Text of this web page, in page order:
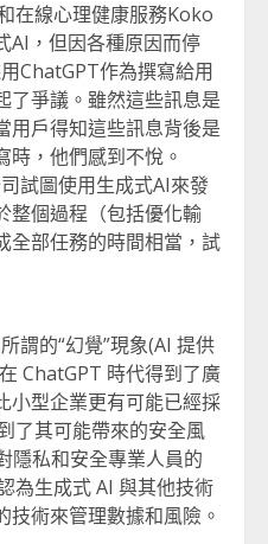
在線心理健康服務Koko
AI，但因各種原因而停
ChatGPT作為撰寫給用
了爭議。雖然這些訊息是
用戶得知這些訊息背後是
時，他們感到不悅。
試圖使用生成式AI來發
整個過程（包括優化輸
全部任務的時間相當，試
謂的“幻覺”現象(AI 提供
ChatGPT 時代得到了廣
小型企業更有可能已經採
了其可能帶來的安全風
隱私和安全專業人員的
為生成式 AI 與其他技術
技術來管理數據和風險。